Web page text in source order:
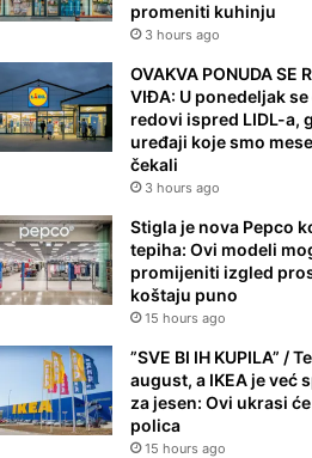
promeniti kuhinju
3 hours ago
OVAKVA PONUDA SE
VIĐA: U ponedeljak
redovi ispred LIDL-a,
uređaji koje smo
čekali
3 hours ago
Stigla je nova Pepco
tepiha: Ovi modeli
promijeniti izgled
koštaju puno
15 hours ago
”SVE BI IH KUPILA” /
august, a IKEA je već
za jesen: Ovi ukrasi
polica
15 hours ago